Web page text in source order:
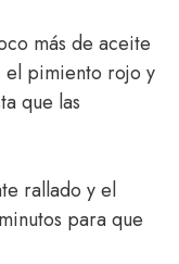
más de aceite
el pimiento rojo y
que las
rallado y el
para que